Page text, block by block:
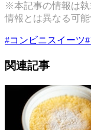
※本記事の情報は
情報とは異なる可
#コンビニスイーツ#
関連記事